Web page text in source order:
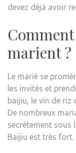
devez déjà avoir
marient ?
Le marié se
les invités et
baijiu, le vin de riz
De nombreux
secrètement sous
Baijiu est très fort.